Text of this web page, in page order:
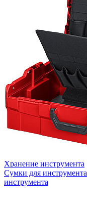
Хранение инструмента
Сумки для инструмента
инструмента